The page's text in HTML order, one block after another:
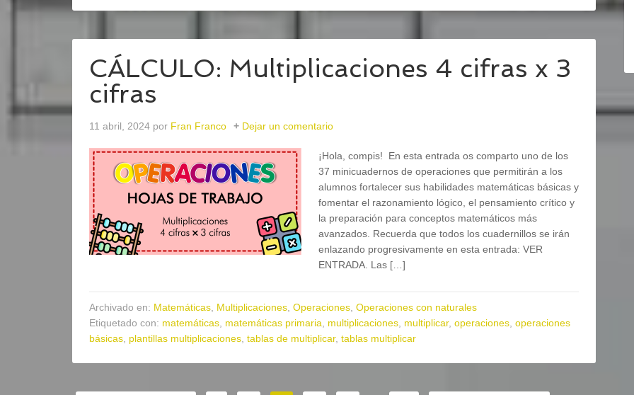
CÁLCULO: Multiplicaciones 4 cifras x 3
cifras
11 abril, 2024 por Fran Franco Dejar un comentario
¡Hola, compis! En esta entrada os comparto uno de los
37 minicuadernos de operaciones que permitirán a los
alumnos fortalecer sus habilidades matemáticas básicas y
fomentar el razonamiento lógico, el pensamiento crítico y
la preparación para conceptos matemáticos más
avanzados. Recuerda que todos los cuadernillos se irán
enlazando progresivamente en esta entrada: VER
ENTRADA. Las […]
Archivado en: Matemáticas Multiplicaciones Operaciones Operaciones con naturales
Etiquetado con: matemáticas matemáticas primaria multiplicaciones multiplicar, operaciones operaciones
básicas plantillas multiplicaciones tablas de multiplicar, tablas multiplicar